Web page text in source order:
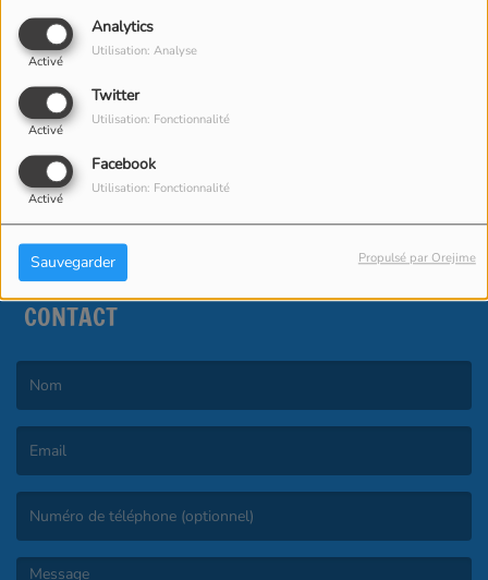
Analytics
Activé
Utilisation: Analyse
Twitter
Activé
Utilisation: Fonctionnalité
Facebook
Activé
Utilisation: Fonctionnalité
Sauvegarder Propulsé par Orejime
Bonjour Richard de ariege Pyrénées. Où
hauts de france et le rclens
CONTACT